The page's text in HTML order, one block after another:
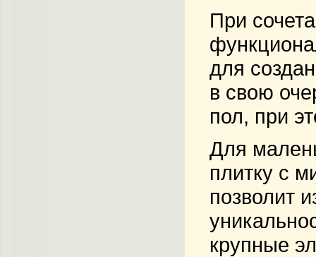
При
для
в свою
пол, при
Для
плитку с
позволит
крупные